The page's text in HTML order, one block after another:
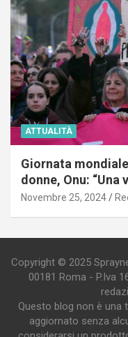
ATTUALITÀ
Giornata
donne, Onu:
Novembre 25, 2024
Copyright © 2025
00181 Roma - P.Iva
Questo blog non è una
aggiornato senza